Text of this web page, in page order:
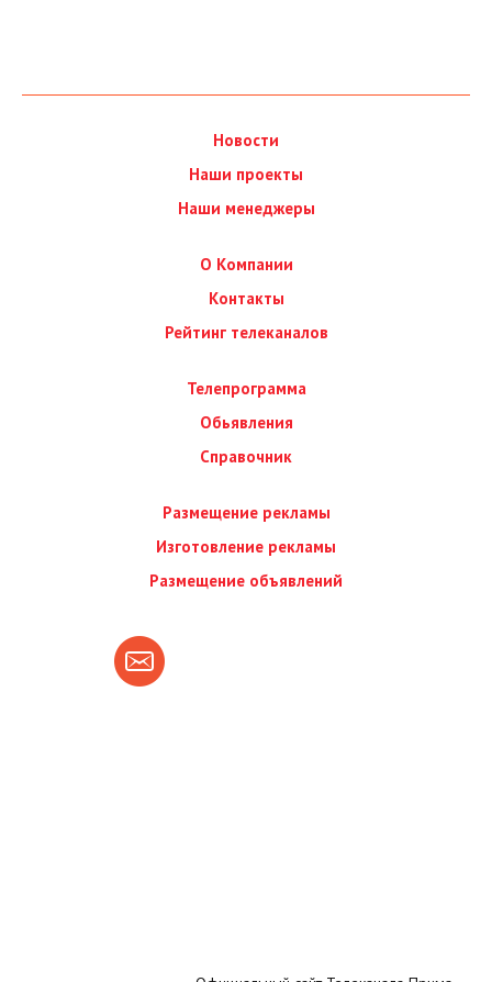
Новости
Наши проекты
Наши менеджеры
О Компании
Контакты
Рейтинг телеканалов
Телепрограмма
Обьявления
Справочник
Размещение рекламы
Изготовление рекламы
Размещение объявлений